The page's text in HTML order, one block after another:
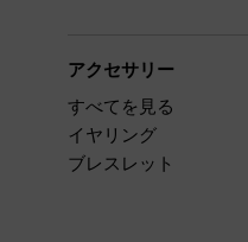
アクセサリー
すべてを見る
イヤリング
ブレスレット